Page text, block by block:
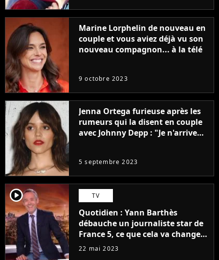
Marine Lorphelin de nouveau en
couple et vous aviez déjà vu son
nouveau compagnon... à la télé
9 octobre 2023
Jenna Ortega furieuse après les
rumeurs qui la disent en couple
avec Johnny Depp : "Je n'arrive
5 septembre 2023
player2 TV
Quotidien : Yann Barthès
débauche un journaliste star de
France 5, ce que cela va changer
à la rentrée
22 mai 2023